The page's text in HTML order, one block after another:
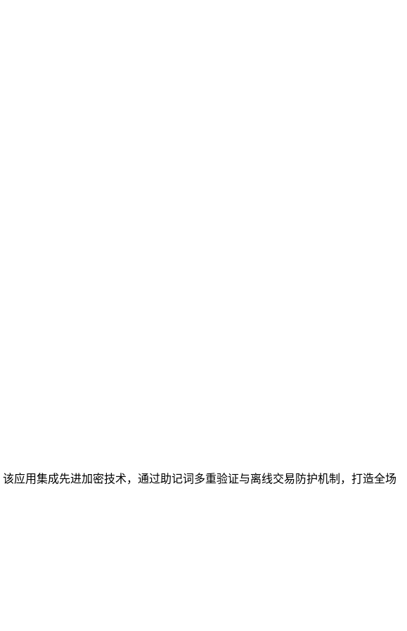
应用集成先进加密技术，通过助记词多重验证与离线交易防护机制，打造全场